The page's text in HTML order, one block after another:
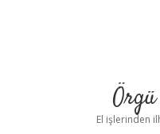
El işlerinden